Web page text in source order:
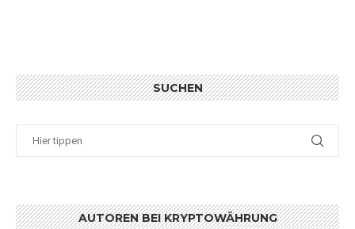
SUCHEN
AUTOREN BEI KRYPTOWÄHRUNG